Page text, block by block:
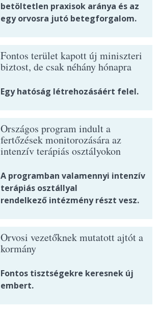
betöltetlen praxisok aránya és az
egy orvosra jutó betegforgalom.
Fontos terület kapott új miniszteri
biztost, de csak néhány hónapra
Egy hatóság létrehozásáért felel.
Országos program indult a
fertőzések monitorozására az
intenzív terápiás osztályokon
A programban valamennyi intenzív
terápiás osztállyal
rendelkező intézmény részt vesz.
Orvosi vezetőknek mutatott ajtót a
kormány
Fontos tisztségekre keresnek új
embert.